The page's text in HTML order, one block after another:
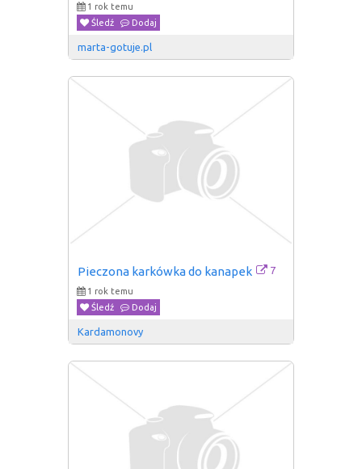
1 rok temu
Śledź
Dodaj
marta-gotuje.pl
Pieczona karkówka do kanapek 7
1 rok temu
Śledź
Dodaj
Kardamonovy